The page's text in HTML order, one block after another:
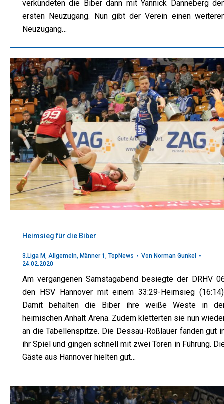
verkündeten die Biber dann mit Yannick Danneberg
ersten Neuzugang. Nun gibt der Verein einen
Neuzugang…
Heimsieg für die Biber
3.Liga M, Allgemein, Männer 1 , TopNews Von Norman Gunkel
24.02.2020
Am vergangenen Samstagabend besiegte der DRHV
den HSV Hannover mit einem 33:29-Heimsieg
Damit behalten die Biber ihre weiße Weste in
heimischen Anhalt Arena. Zudem kletterten sie nun
an die Tabellenspitze. Die Dessau-Roßlauer fanden gut
ihr Spiel und gingen schnell mit zwei Toren in Führung.
Gäste aus Hannover hielten gut…